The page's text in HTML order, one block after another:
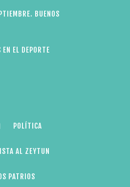
BUENOS
EL DEPORTE
POLÍTICA
AL ZEYTUN
PATRIOS